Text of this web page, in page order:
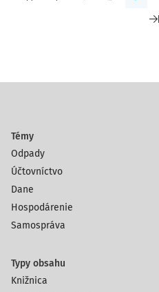
Témy
Odpady
Účtovníctvo
Dane
Hospodárenie
Samospráva
Typy obsahu
Knižnica